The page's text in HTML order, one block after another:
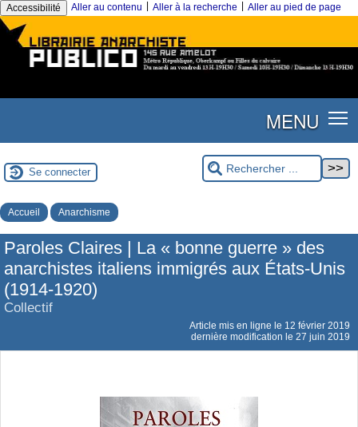
Accessibilité Aller au contenu Aller à la recherche Aller au pied de page
MENU
Se connecter
Accueil Anarchisme
Paroles Claires | La « bonne guerre » des
anarchistes italiens immigrés aux États-Unis
(1914-1920)
Collectif
Article mis en ligne le 12 février 2019
dernière modification le 27 juin 2019